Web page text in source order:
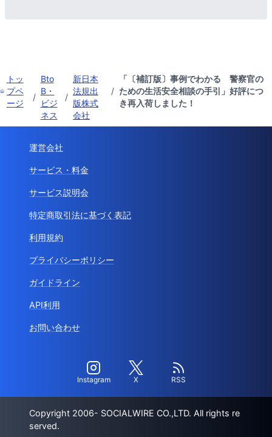
トッ
プペ
ージ
/
Bto
B・
ビジ
ネス
/
新日本
法規出
版株式
会社
/
「〔補訂版〕事例でわかる 警察官の
ための生活安全相談の手引」好評につ
き再入荷しました！
運営会社
サービス・料金
サービス説明会
特定商取引法に基づく表記
利用規約
プライバシーポリシー
ガイドライン
API利用
お問い合わせ
Instagram X RSS
Copyright 2006- SOCIALWIRE CO.,LTD. All rights re
served.